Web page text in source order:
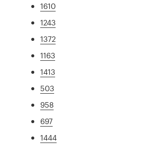
1610
1243
1372
1163
1413
503
958
697
1444